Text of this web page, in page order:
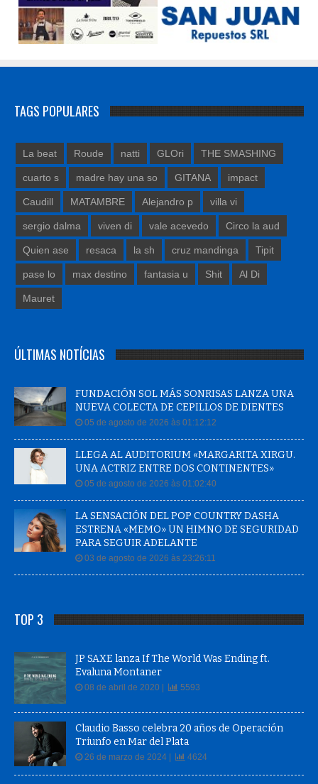
TAGS POPULARES
La beat Roude natti GLOri THE SMASHING
cuarto s madre hay una so GITANA impact
Caudill MATAMBRE Alejandro p villa vi
sergio dalma viven di vale acevedo Circo la aud
Quien ase resaca la sh cruz mandinga Tipit
pase lo max destino fantasia u Shit Al Di
Mauret
ÚLTIMAS NOTÍCIAS
FUNDACIÓN SOL MÁS SONRISAS LANZA UNA
NUEVA COLECTA DE CEPILLOS DE DIENTES
05 de agosto de 2026 às 01:12:12
LLEGA AL AUDITORIUM «MARGARITA XIRGU.
UNA ACTRIZ ENTRE DOS CONTINENTES»
05 de agosto de 2026 às 01:02:40
LA SENSACIÓN DEL POP COUNTRY DASHA
ESTRENA «MEMO» UN HIMNO DE SEGURIDAD
PARA SEGUIR ADELANTE
03 de agosto de 2026 às 23:26:11
TOP 3
JP SAXE lanza If The World Was Ending ft.
Evaluna Montaner
08 de abril de 2020 | 5593
Claudio Basso celebra 20 años de Operación
Triunfo en Mar del Plata
26 de marzo de 2024 | 4624